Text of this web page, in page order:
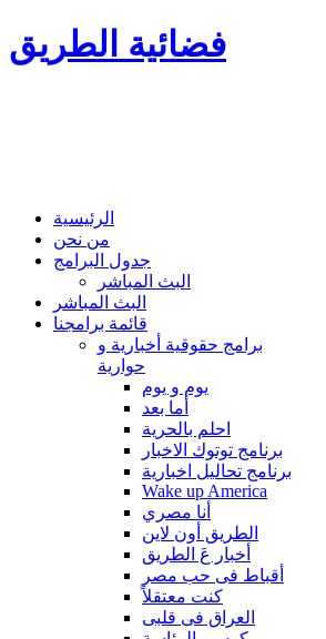
فضائية الطريق
الرئيسية
من نحن
جدول البرامج
البث المباشر
البث المباشر
قائمة برامجنا
برامج حقوقية أخبارية و
حوارية
يوم و يوم
أما بعد
احلم بالحرية
برنامج توتوك الاخبار
برنامج تحاليل اخبارية
Wake up America
أنا مصري
الطريق أون لاين
أخبار عَ الطريق
أقباط فى حب مصر
كنت معتقلاً
العراق فى قلبى